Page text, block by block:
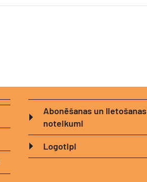
Abonēšanas un lietošanas
noteikumi
Logotipi